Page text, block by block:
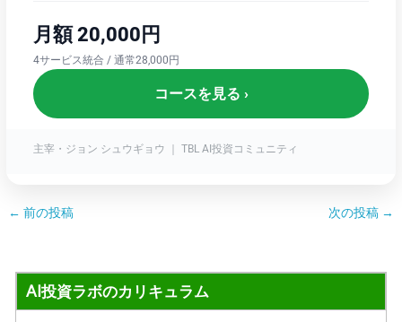
月額 20,000円
4サービス統合 / 通常28,000円
コースを見る ›
主宰・ジョン シュウギョウ ｜ TBL AI投資コミュニティ
← 前の投稿 次の投稿 →
AI投資ラボのカリキュラム